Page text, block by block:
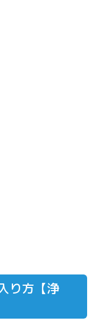
り方【浄